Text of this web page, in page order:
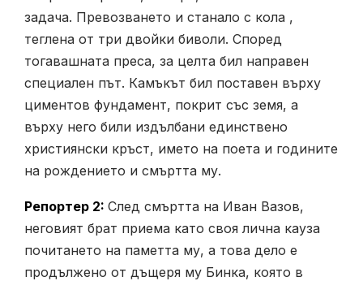
задача. Превозването и станало с кола ,
теглена от три двойки биволи. Според
тогавашната преса, за целта бил направен
специален път. Камъкът бил поставен върху
циментов фундамент, покрит със земя, а
върху него били издълбани единствено
християнски кръст, името на поета и годините
на рождението и смъртта му.
Репортер 2: След смъртта на Иван Вазов,
неговият брат приема като своя лична кауза
почитането на паметта му, а това дело е
продължено от дъщеря му Бинка, която в